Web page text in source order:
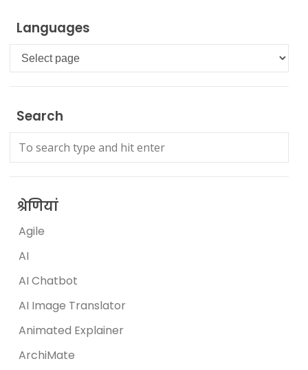
Languages
Languages
Search
श्रेणियां
Agile
AI
AI Chatbot
AI Image Translator
Animated Explainer
ArchiMate